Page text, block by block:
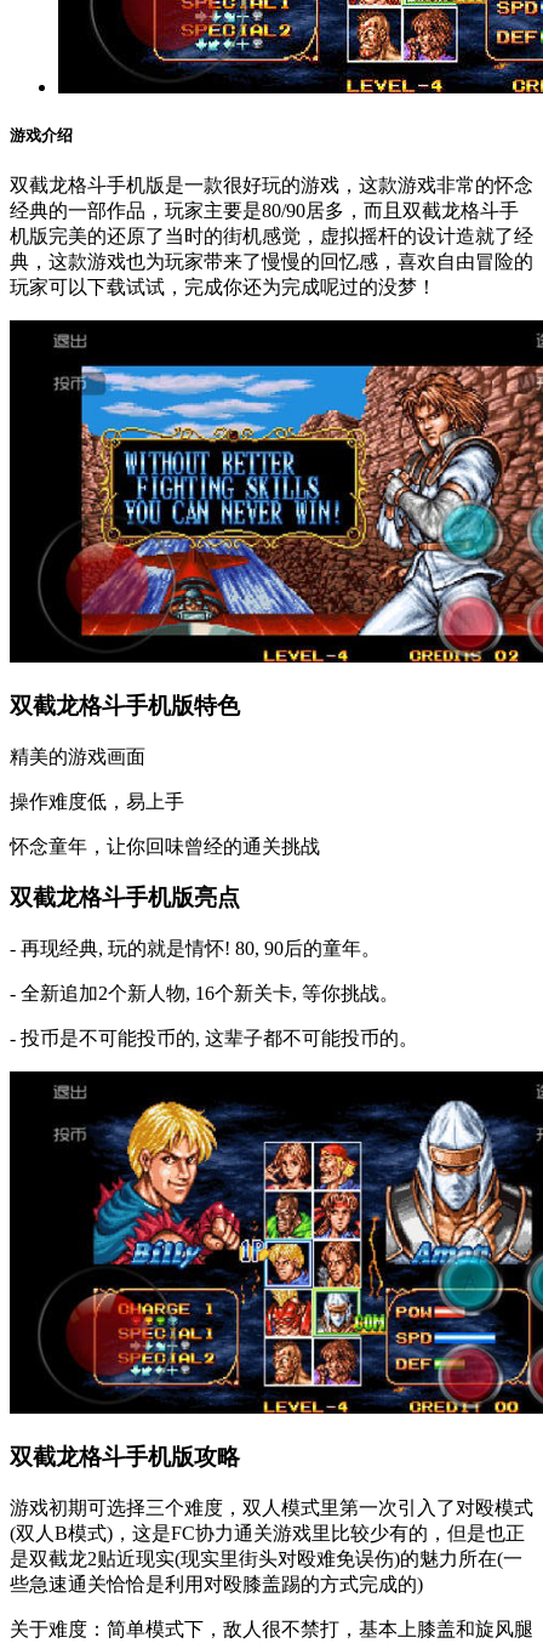
游戏介绍
双截龙格斗手机版是一款很好玩的游戏，这款游戏非常的怀念
经典的一部作品，玩家主要是80/90居多，而且双截龙格斗手
机版完美的还原了当时的街机感觉，虚拟摇杆的设计造就了经
典，这款游戏也为玩家带来了慢慢的回忆感，喜欢自由冒险的
玩家可以下载试试，完成你还为完成呢过的没梦！
双截龙格斗手机版特色
精美的游戏画面
操作难度低，易上手
怀念童年，让你回味曾经的通关挑战
双截龙格斗手机版亮点
- 再现经典, 玩的就是情怀! 80, 90后的童年。
- 全新追加2个新人物, 16个新关卡, 等你挑战。
- 投币是不可能投币的, 这辈子都不可能投币的。
双截龙格斗手机版攻略
游戏初期可选择三个难度，双人模式里第一次引入了对殴模式
(双人B模式)，这是FC协力通关游戏里比较少有的，但是也正
是双截龙2贴近现实(现实里街头对殴难免误伤)的魅力所在(一
些急速通关恰恰是利用对殴膝盖踢的方式完成的)
关于难度：简单模式下，敌人很不禁打，基本上膝盖和旋风腿